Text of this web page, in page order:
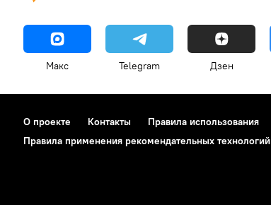
Макс Telegram Дзен
О проекте Контакты Правила использования
Правила применения рекомендательных технологий